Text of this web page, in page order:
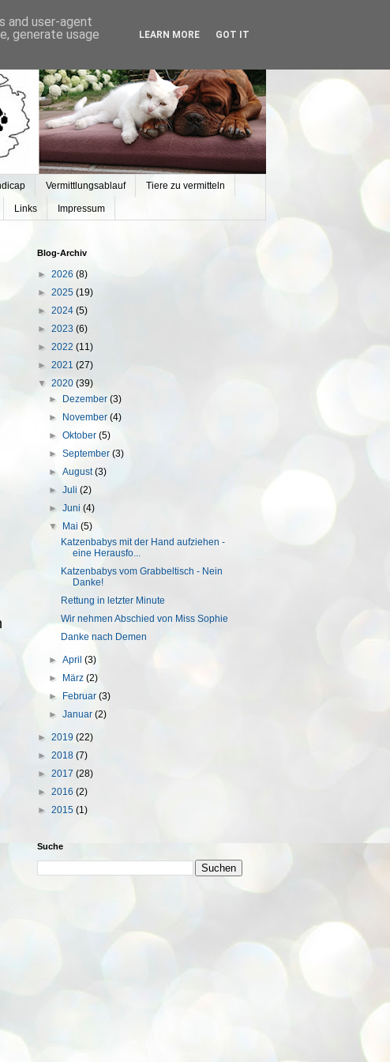
Vermittlungsablauf Tiere zu vermitteln
Links Impressum
Blog-Archiv
► 2026 (8)
► 2025 (19)
► 2024 (5)
► 2023 (6)
► 2022 (11)
► 2021 (27)
▼ 2020 (39)
► Dezember(3)
► November(4)
►Oktober(5)
►September(3)
►August(3)
►Juli(2)
►Juni(4)
▼ Mai(5)
Katzenbabys mit der Hand aufziehen -
eine Herausfo...
Katzenbabys vom Grabbeltisch - Nein
Danke!
Rettung in letzter Minute
Wir nehmen Abschied von Miss Sophie
Danke nach Demen
►April(3)
► März(2)
► Februar(3)
►Januar(2)
► 2019 (22)
► 2018 (7)
► 2017 (28)
► 2016 (2)
► 2015 (1)
Suche
and user-agent
generate usage
LEARN MORE GOT IT